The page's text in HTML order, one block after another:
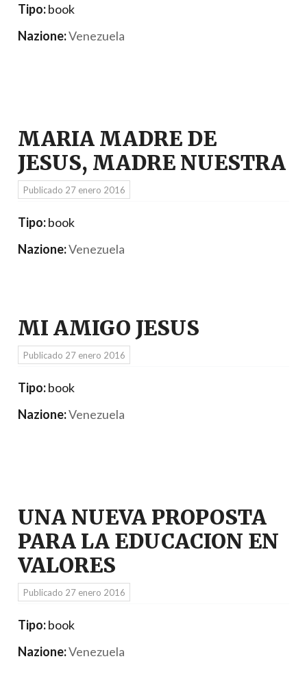
Tipo:book
Nazione:Venezuela
MARIA MADRE DE
JESUS, MADRE NUESTRA
Publicado 27 enero 2016
Tipo:book
Nazione:Venezuela
MI AMIGO JESUS
Publicado 27 enero 2016
Tipo:book
Nazione:Venezuela
UNA NUEVA PROPOSTA
PARA LA EDUCACION EN
VALORES
Publicado 27 enero 2016
Tipo:book
Nazione:Venezuela